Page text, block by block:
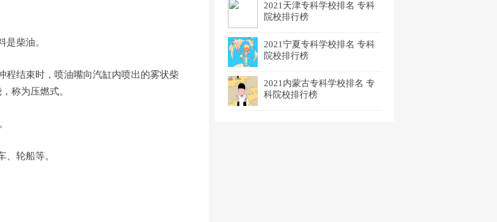
是柴油。
程结束时，喷油嘴向汽缸内喷出的雾状柴
称为压燃式。
、轮船等。
2021天津专科学校排名 专科
院校排行榜
2021宁夏专科学校排名 专科
院校排行榜
2021内蒙古专科学校排名 专
科院校排行榜